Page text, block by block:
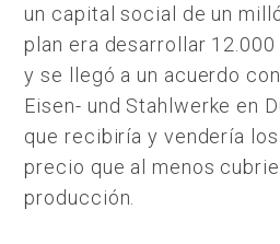
un capital social de un
plan era desarrollar
y se llegó a un acuerdo
Eisen- und Stahlwerke en
que recibiría y vendería
precio que al menos
producción.